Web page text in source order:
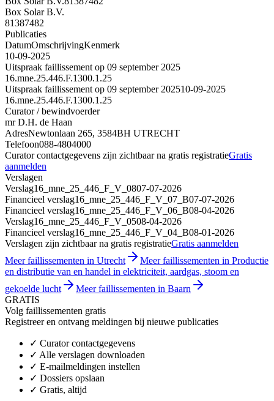
Box Solar B.V.
81387482
Publicaties
DatumOmschrijvingKenmerk
10-09-2025
Uitspraak faillissement op 09 september 2025
16.mne.25.446.F.1300.1.25
Uitspraak faillissement op 09 september 202510-09-2025
16.mne.25.446.F.1300.1.25
Curator / bewindvoerder
mr D.H. de Haan
AdresNewtonlaan 265, 3584BH UTRECHT
Telefoon088-4804000
Curator contactgegevens zijn zichtbaar na gratis registratieGratis
aanmelden
Verslagen
Verslag16_mne_25_446_F_V_0807-07-2026
Financieel verslag16_mne_25_446_F_V_07_B07-07-2026
Financieel verslag16_mne_25_446_F_V_06_B08-04-2026
Verslag16_mne_25_446_F_V_0508-04-2026
Financieel verslag16_mne_25_446_F_V_04_B08-01-2026
Verslagen zijn zichtbaar na gratis registratieGratis aanmelden
Meer faillissementen in Utrecht
Meer faillissementen in Productie
en distributie van en handel in elektriciteit, aardgas, stoom en
gekoelde lucht
Meer faillissementen in Baarn
GRATIS
Volg faillissementen gratis
Registreer en ontvang meldingen bij nieuwe publicaties
✓ Curator contactgegevens
✓ Alle verslagen downloaden
✓ E-mailmeldingen instellen
✓ Dossiers opslaan
✓ Gratis, altijd